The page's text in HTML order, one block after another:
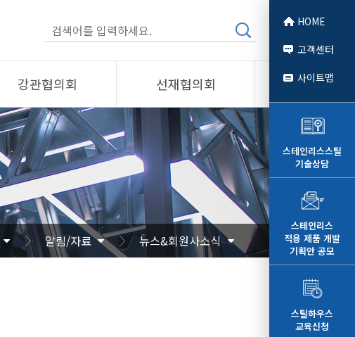
강관협의회
제품 소개
회원사
협의회 소개
공지/자료
기술자문
사진/영상
선재협의회
회원사
선재협의회
알림/자료
사진/영상
알림/자료 뉴스&회원사소식
HOME
고객센터
사이트맵
스테인리스스틸
기술상담
스테인리스
적용 제품 개발
기획안 공모
스틸하우스
교육신청